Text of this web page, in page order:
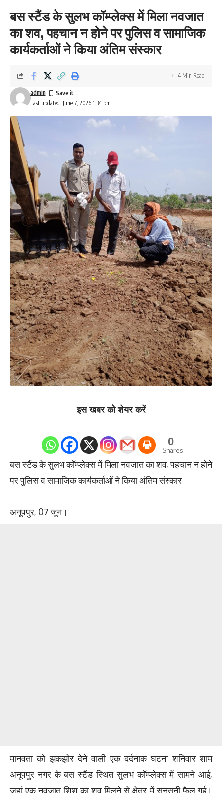
बस स्टैंड के सुलभ कॉम्प्लेक्स में मिला नवजात
का शव, पहचान न होने पर पुलिस व सामाजिक
कार्यकर्ताओं ने किया अंतिम संस्कार
Last updated: June 7, 2026 1:34 pm
admin
4 Min Read
इस खबर को शेयर करें
0
Shares
बस स्टैंड के सुलभ कॉम्प्लेक्स में मिला नवजात का शव, पहचान न होने
पर पुलिस व सामाजिक कार्यकर्ताओं ने किया अंतिम संस्कार
अनूपपुर, 07 जून।
मानवता को झकझोर देने वाली एक दर्दनाक घटना शनिवार शाम
अनूपपुर नगर के बस स्टैंड स्थित सुलभ कॉम्प्लेक्स में सामने आई,
जहां एक नवजात शिशु का शव मिलने से क्षेत्र में सनसनी फैल गई।